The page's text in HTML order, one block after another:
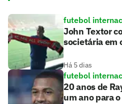
futebol
John Textor
societária em
Há 5 dias
futebol
20 anos de
um ano para